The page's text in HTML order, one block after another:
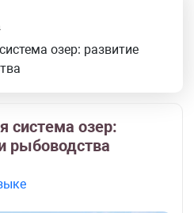
озер: развитие
система озер:
рыбоводства